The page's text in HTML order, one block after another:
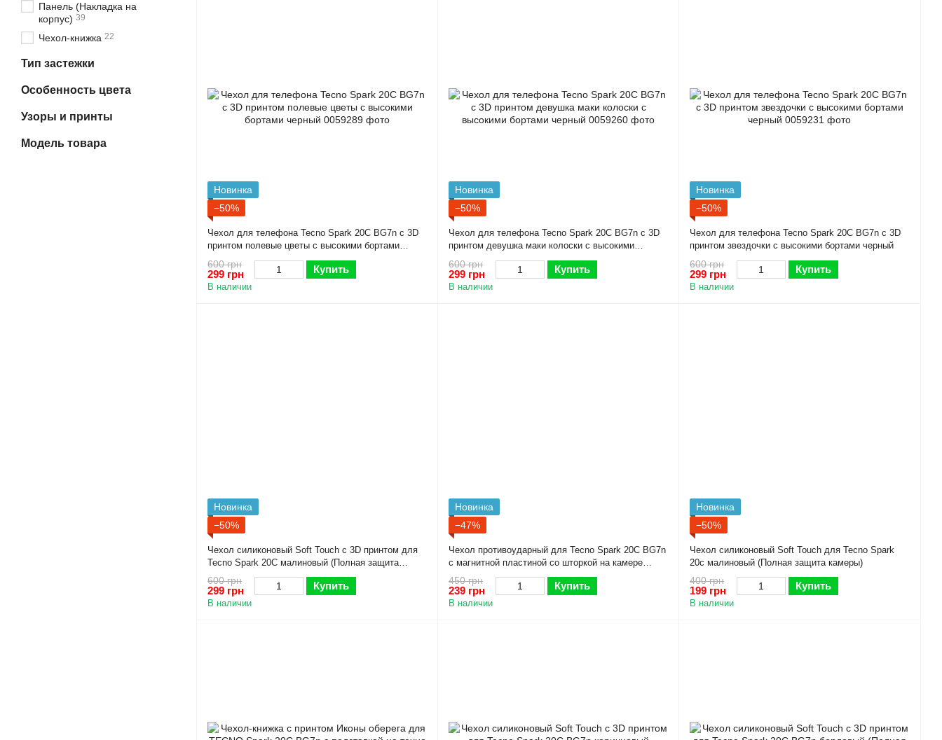
Новинка
−50%
Чехол для телефона Tecno Spark 20C BG7n с 3D
принтом полевые цветы с высокими бортами
черный
600 грн
299 грн Купить
В наличии
Новинка
−50%
Чехол для телефона Tecno Spark 20C BG7n с 3D
принтом девушка маки колоски с высокими
бортами черный
600 грн
299 грн Купить
В наличии
Новинка
−50%
Чехол для телефона Tecno Spark 20C BG7n с 3D
принтом звездочки с высокими бортами черный
600 грн
299 грн Купить
В наличии
Новинка
−50%
Чехол силиконовый Soft Touch с 3D принтом для
Tecno Spark 20C малиновый (Полная защита
камеры)
600 грн
299 грн Купить
В наличии
Новинка
−47%
Чехол противоударный для Tecno Spark 20C BG7n
с магнитной пластиной со шторкой на камере
зеленый
450 грн
239 грн Купить
В наличии
Новинка
−50%
Чехол силиконовый Soft Touch для Tecno Spark
20c малиновый (Полная защита камеры)
400 грн
199 грн Купить
В наличии
Панель (Накладка на
корпус) 39
Чехол-книжка 22
Тип застежки
Особенность цвета
Узоры и принты
Модель товара